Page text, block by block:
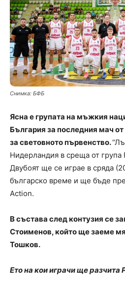
Снимка: БФБ
Ясна е групата на мъжкия
България за последния мач
за световното първенство.
Нидерландия в среща от група
Двубоят ще се играе в сряда
българско време и ще бъде
Action.
В състава след контузия се
Стоименов, който ще заеме
Тошков.
Ето на кои играчи ще разчита